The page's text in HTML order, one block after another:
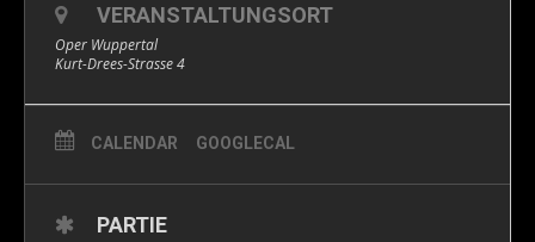
VERANSTALTUNGSORT
Oper Wuppertal
Kurt-Drees-Strasse 4
CALENDAR GOOGLECAL
PARTIE